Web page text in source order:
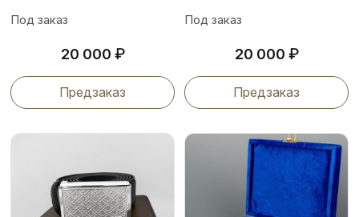
Под заказ
20 000 ₽
Предзаказ
Под заказ
20 000 ₽
Предзаказ